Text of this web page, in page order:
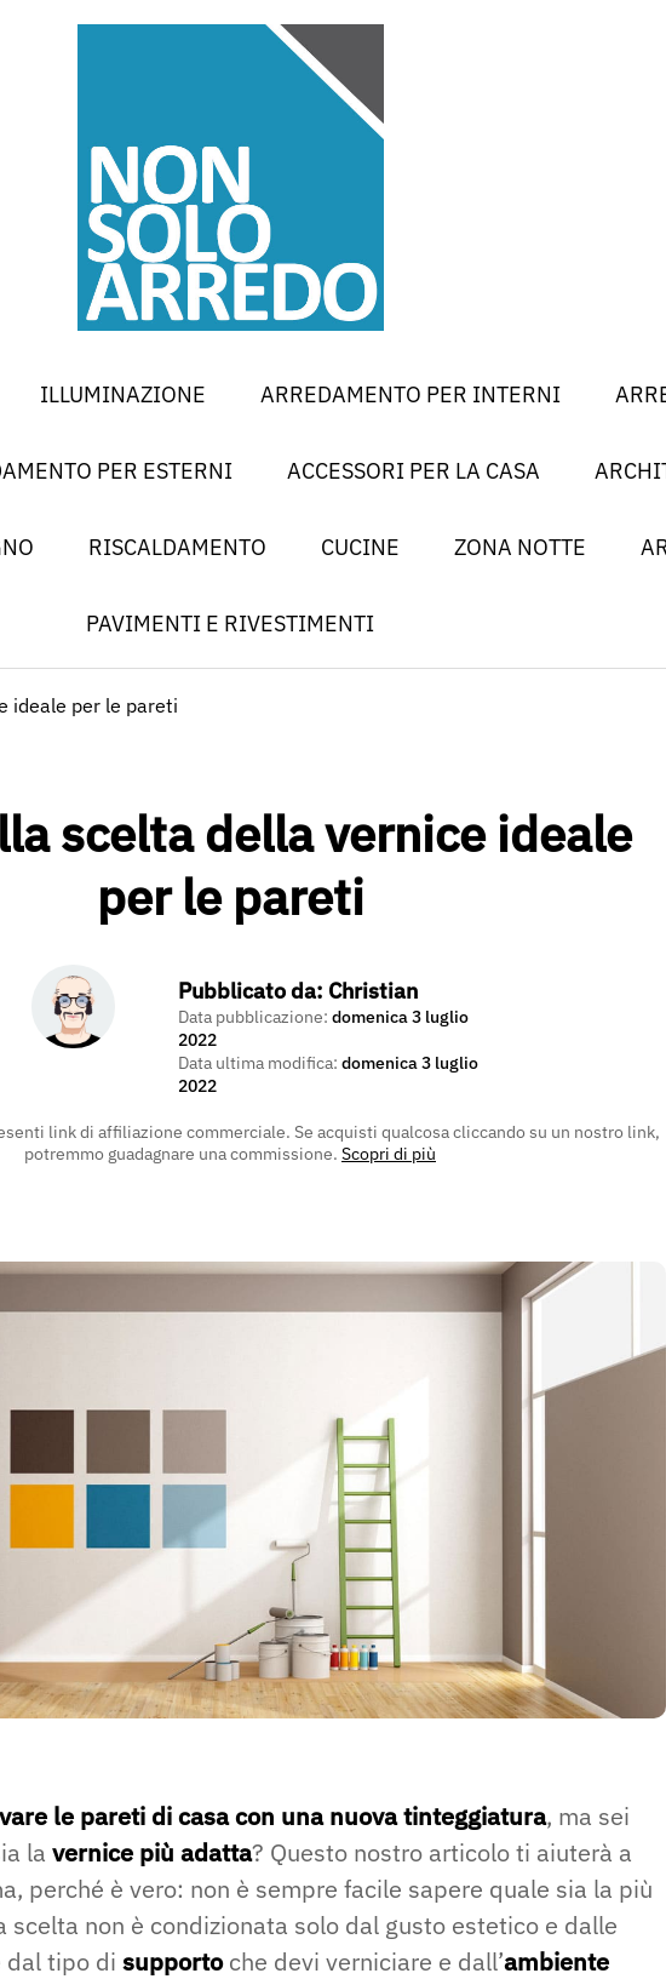
ILLUMINAZIONE ARREDAMENTO PER INTERNI
PER ESTERNI ACCESSORI PER LA CASA
RISCALDAMENTO CUCINE ZONA NOTTE
PAVIMENTI E RIVESTIMENTI
ideale per le pareti
scelta della vernice ideale
per le pareti
Pubblicato da: Christian
Data pubblicazione: domenica 3 luglio
2022
Data ultima modifica: domenica 3 luglio
2022
link di affiliazione commerciale. Se acquisti qualcosa cliccando su un nostro link,
potremmo guadagnare una commissione. Scopri di più
le pareti di casa con una nuova tinteggiatura, ma sei
la vernice più adatta? Questo nostro articolo ti aiuterà a
perché è vero: non è sempre facile sapere quale sia la più
scelta non è condizionata solo dal gusto estetico e dalle
dal tipo di supportoche devi verniciare e dall’ambiente